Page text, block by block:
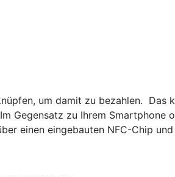
um damit zu bezahlen. Das
Gegensatz zu Ihrem
einen eingebauten NFC-Chip